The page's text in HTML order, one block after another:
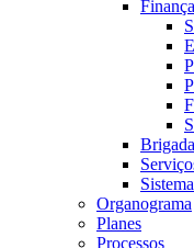
Organograma
Planes
Processos